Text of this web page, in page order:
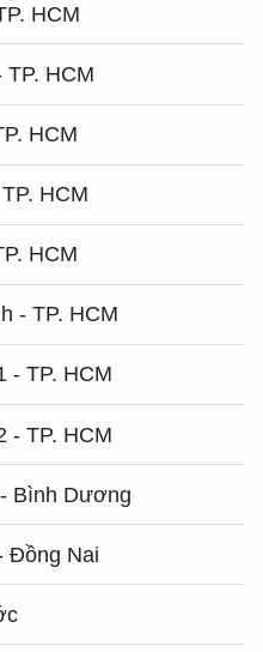
HCM
TP. HCM
HCM
HCM
HCM
- TP. HCM
- TP. HCM
- TP. HCM
Bình Dương
Đồng Nai